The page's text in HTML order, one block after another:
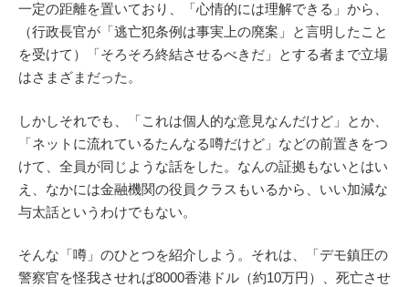
一定の距離を置いており、「心情的には理解できる」から、
（行政長官が「逃亡犯条例は事実上の廃案」と言明したこと
を受けて）「そろそろ終結させるべきだ」とする者まで立場
はさまざまだった。
しかしそれでも、「これは個人的な意見なんだけど」とか、
「ネットに流れているたんなる噂だけど」などの前置きをつ
けて、全員が同じような話をした。なんの証拠もないとはい
え、なかには金融機関の役員クラスもいるから、いい加減な
与太話というわけでもない。
そんな「噂」のひとつを紹介しよう。それは、「デモ鎮圧の
警察官を怪我させれば8000香港ドル（約10万円）、死亡させ